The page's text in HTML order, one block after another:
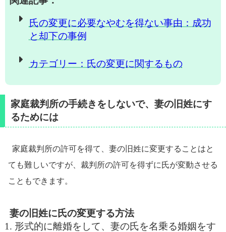
氏の変更に必要なやむを得ない事由：成功
と却下の事例
カテゴリー：氏の変更に関するもの
家庭裁判所の手続きをしないで、妻の旧姓にす
るためには
家庭裁判所の許可を得て、妻の旧姓に変更することはと
ても難しいですが、裁判所の許可を得ずに氏が変動させる
こともできます。
妻の旧姓に氏の変更する方法
形式的に離婚をして、妻の氏を名乗る婚姻をす